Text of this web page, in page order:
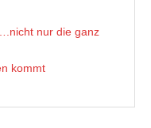
nur die ganz
kommt